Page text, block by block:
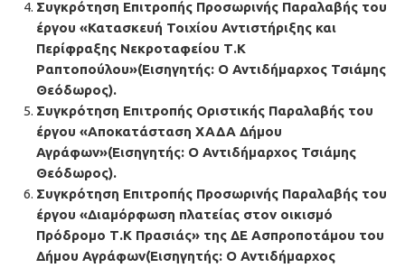
Συγκρότηση Επιτροπής Προσωρινής Παραλαβής του
έργου «Κατασκευή Τοιχίου Αντιστήριξης και
Περίφραξης Νεκροταφείου Τ.Κ
Ραπτοπούλου»(Εισηγητής: Ο Αντιδήμαρχος Τσιάμης
Θεόδωρος).
Συγκρότηση Επιτροπής Οριστικής Παραλαβής του
έργου «Αποκατάσταση ΧΑΔΑ Δήμου
Αγράφων»(Εισηγητής: Ο Αντιδήμαρχος Τσιάμης
Θεόδωρος).
Συγκρότηση Επιτροπής Προσωρινής Παραλαβής του
έργου «Διαμόρφωση πλατείας στον οικισμό
Πρόδρομο Τ.Κ Πρασιάς» της ΔΕ Ασπροποτάμου του
Δήμου Αγράφων(Εισηγητής: Ο Αντιδήμαρχος